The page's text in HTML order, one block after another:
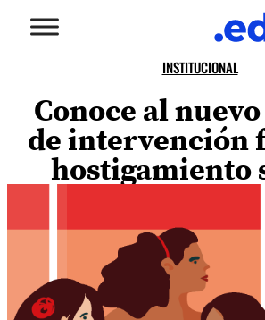
INSTITUCIONAL
Conoce al
de intervención
hostigamiento